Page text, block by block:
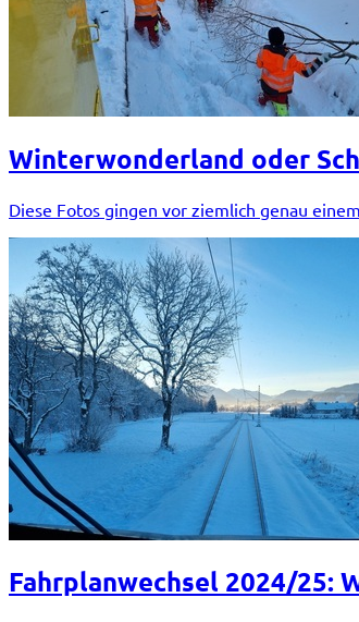
Winterwonderland oder
Diese Fotos gingen vor ziemlich genau
Fahrplanwechsel 2024/25: